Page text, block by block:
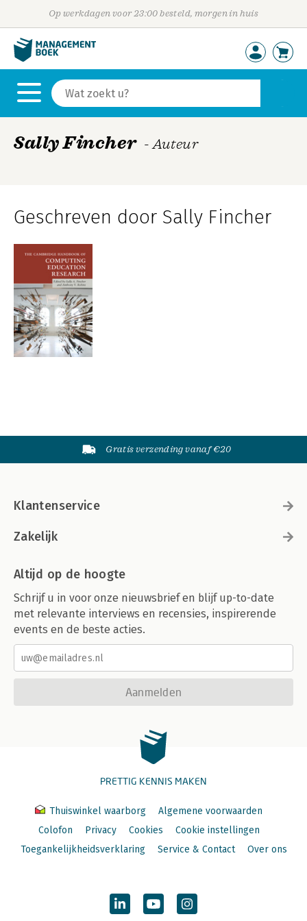
Op werkdagen voor 23:00 besteld, morgen in huis
Sally Fincher - Auteur
Geschreven door Sally Fincher
Gratis verzending vanaf €20
Klantenservice
Zakelijk
Altijd op de hoogte
Schrijf u in voor onze nieuwsbrief en blijf up-to-date
met relevante interviews en recensies, inspirerende
events en de beste acties.
Aanmelden
PRETTIG KENNIS MAKEN
Thuiswinkel waarborg
Algemene voorwaarden
Colofon
Privacy Cookies
Cookie instellingen
Toegankelijkheidsverklaring
Service & Contact Over ons